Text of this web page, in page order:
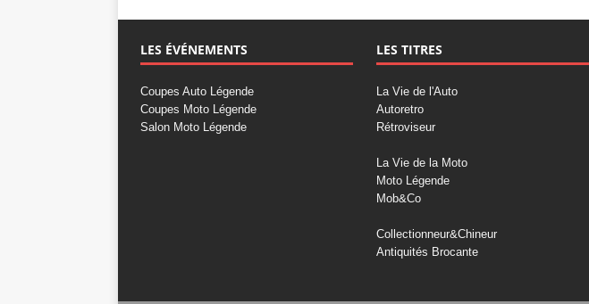
LES ÉVÉNEMENTS
Coupes Auto Légende
Coupes Moto Légende
Salon Moto Légende
LES TITRES
La Vie de l'Auto
Autoretro
Rétroviseur
La Vie de la Moto
Moto Légende
Mob&Co
Collectionneur&Chineur
Antiquités Brocante